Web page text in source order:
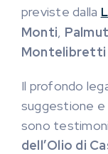
previste dalla
Monti,
Montelibretti
Il profondo
suggestione e
sono
dell’Olio di